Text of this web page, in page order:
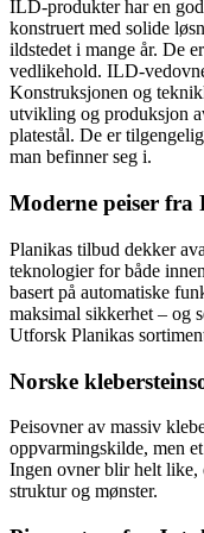
ILD-produkter har en
konstruert med solide
ildstedet i mange år. De
vedlikehold. ILD-
Konstruksjonen og
utvikling og produksjon
platestål. De er
man befinner seg i.
Moderne peiser fra
Planikas tilbud dekker
teknologier for både
basert på automatiske
maksimal sikkerhet – og
Utforsk Planikas
Norske
Peisovner av massiv
oppvarmingskilde, men
Ingen ovner blir helt like,
struktur og mønster.